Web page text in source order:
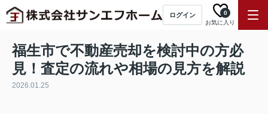
ログイン
お気に入り
0
福生市で不動産売却を検討中の方必
見！査定の流れや相場の見方を解説
2026.01.25